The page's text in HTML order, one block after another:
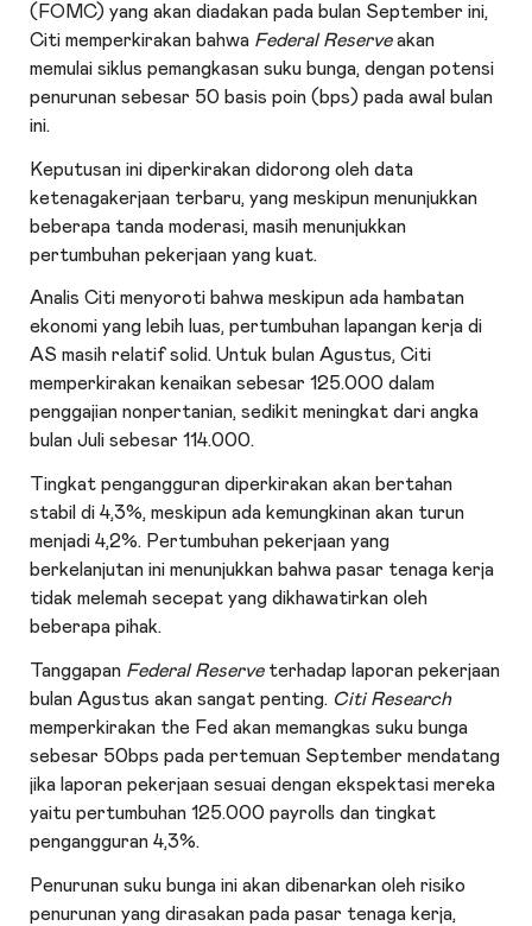
(FOMC) yang akan diadakan pada bulan September ini,
Citi memperkirakan bahwa Federal Reserveakan
memulai siklus pemangkasan suku bunga, dengan potensi
penurunan sebesar 50 basis poin (bps) pada awal bulan
ini.
Keputusan ini diperkirakan didorong oleh data
ketenagakerjaan terbaru, yang meskipun menunjukkan
beberapa tanda moderasi, masih menunjukkan
pertumbuhan pekerjaan yang kuat.
Analis Citi menyoroti bahwa meskipun ada hambatan
ekonomi yang lebih luas, pertumbuhan lapangan kerja di
AS masih relatif solid. Untuk bulan Agustus, Citi
memperkirakan kenaikan sebesar 125.000 dalam
penggajian nonpertanian, sedikit meningkat dari angka
bulan Juli sebesar 114.000.
Tingkat pengangguran diperkirakan akan bertahan
stabil di 4,3%, meskipun ada kemungkinan akan turun
menjadi 4,2%. Pertumbuhan pekerjaan yang
berkelanjutan ini menunjukkan bahwa pasar tenaga kerja
tidak melemah secepat yang dikhawatirkan oleh
beberapa pihak.
Tanggapan Federal Reserveterhadap laporan pekerjaan
bulan Agustus akan sangat penting. Citi Research
memperkirakan the Fed akan memangkas suku bunga
sebesar 50bps pada pertemuan September mendatang
jika laporan pekerjaan sesuai dengan ekspektasi mereka
yaitu pertumbuhan 125.000 payrolls dan tingkat
pengangguran 4,3%.
Penurunan suku bunga ini akan dibenarkan oleh risiko
penurunan yang dirasakan pada pasar tenaga kerja,